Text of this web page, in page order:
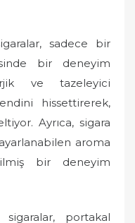
sadece bir
bir deneyim
ve tazeleyici
hissettirerek,
Ayrıca, sigara
aroma
bir deneyim
portakal